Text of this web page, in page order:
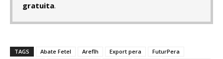
gratuita.
TAGS Abate Fetel Areflh Export pera
FuturPera